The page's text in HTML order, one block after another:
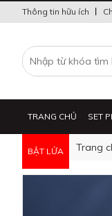
Thông tin hữu ích
TRANG CHỦ SET
BẬT LỬA Trang